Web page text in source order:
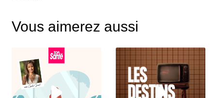
Tendances street food
00:04:07 - IL Y A 2 MOIS
18 mai 2026 : Cholestérol, Longévité et
Tendances Beauté
00:03:59 - IL Y A 2 MOIS
1. 🥗 **Régulation du cholestérol :** Le cholestérol
Vous aimerez aussi